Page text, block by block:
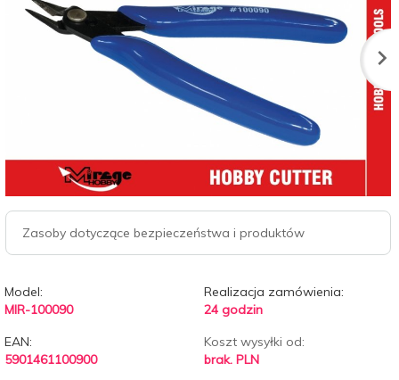
Zasoby dotyczące bezpieczeństwa i produktów
Model:
MIR-100090
Realizacja zamówienia:
24 godzin
EAN:
5901461100900
Koszt wysyłki od:
brak. PLN